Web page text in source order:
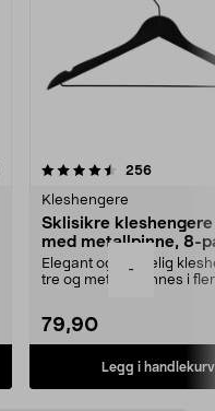
-
256
Kleshengere
Sklisikre
med metallpinne, 8-
Elegant og skikkelig
tre og metall – finnes i
79,90
Legg i handlekurv
4.5av 5 stjerner